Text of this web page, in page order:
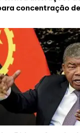
concentração